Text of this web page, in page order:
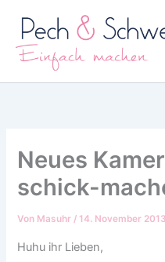
Inhalt
springen
Neues
schick-
Von Masuhr /14. November 2013
Huhu ihr Lieben,